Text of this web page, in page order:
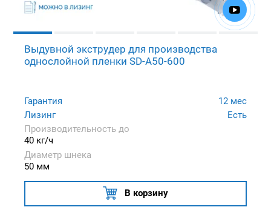
Выдувной экструдер для производства
однослойной пленки SD-A50-600
Гарантия
12 мес
Лизинг
Есть
Производительность до
40 кг/ч
Диаметр шнека
50 мм
В корзину